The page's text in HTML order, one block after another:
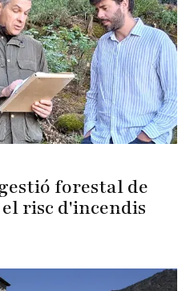
forestal de
risc d'incendis